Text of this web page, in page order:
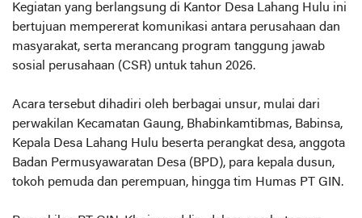
Kegiatan yang berlangsung di Kantor Desa Lahang Hulu ini
bertujuan mempererat komunikasi antara perusahaan dan
masyarakat, serta merancang program tanggung jawab
sosial perusahaan (CSR) untuk tahun 2026.
Acara tersebut dihadiri oleh berbagai unsur, mulai dari
perwakilan Kecamatan Gaung, Bhabinkamtibmas, Babinsa,
Kepala Desa Lahang Hulu beserta perangkat desa, anggota
Badan Permusyawaratan Desa (BPD), para kepala dusun,
tokoh pemuda dan perempuan, hingga tim Humas PT GIN.